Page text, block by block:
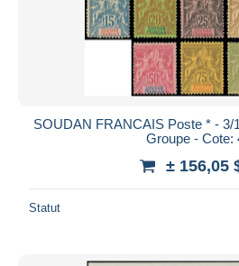
SOUDAN FRANCAIS Poste * - 3/
Groupe - Cote:
± 156,05
Statut